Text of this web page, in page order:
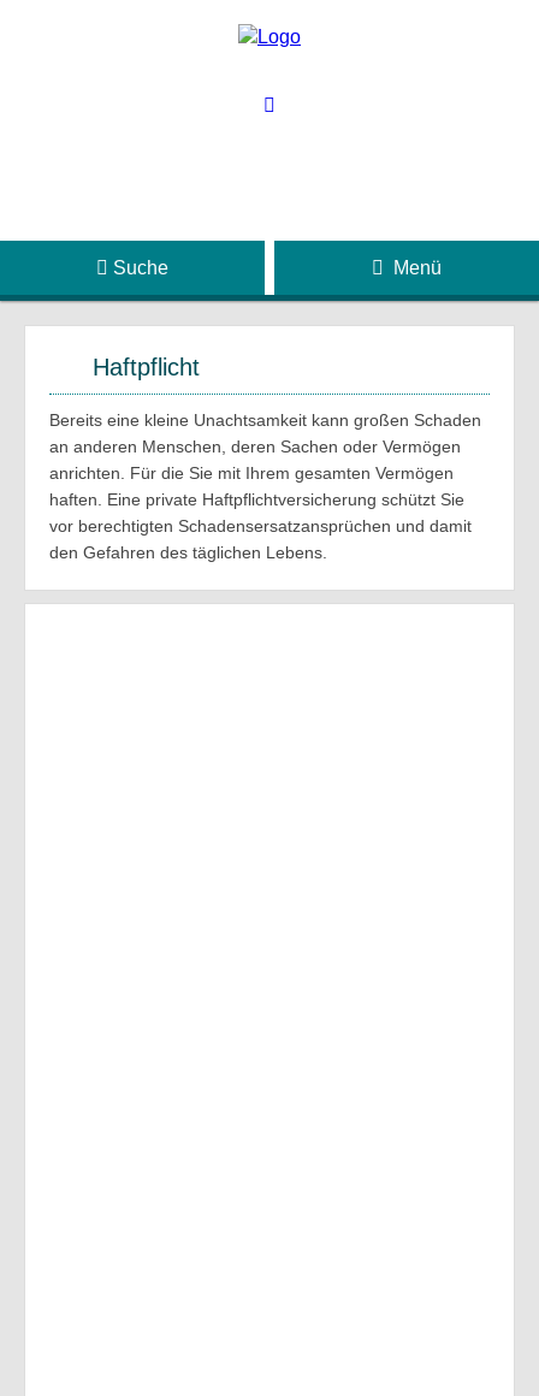
Suche Menü
Haftpflicht
Bereits eine kleine Unachtsamkeit kann großen Schaden
an anderen Menschen, deren Sachen oder Vermögen
anrichten. Für die Sie mit Ihrem gesamten Vermögen
haften. Eine private Haftpflichtversicherung schützt Sie
vor berechtigten Schadensersatzansprüchen und damit
den Gefahren des täglichen Lebens.